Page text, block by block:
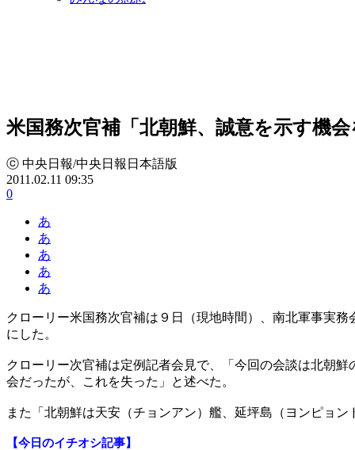
米国務次官補「北朝鮮、誠意を示す機会
ⓒ 中央日報/中央日報日本語版
2011.02.11 09:35
0
あ
あ
あ
あ
あ
クローリー米国務次官補は９日（現地時間）、南北軍事実
にした。
クローリー次官補は定例記者会見で、「今回の会談は北朝
会だったが、これを失った」と述べた。
また「北朝鮮は天安（チョンアン）艦、延坪島（ヨンピョ
【今日のイチオシ記事】